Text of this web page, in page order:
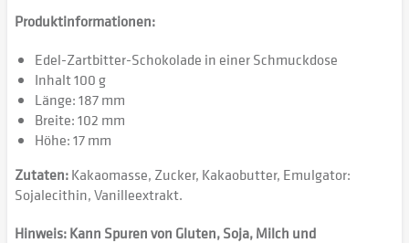
Produktinformationen:
Edel-Zartbitter-Schokolade in einer Schmuckdose
Inhalt 100 g
Länge: 187 mm
Breite: 102 mm
Höhe: 17 mm
Zutaten:Kakaomasse, Zucker, Kakaobutter, Emulgator:
Sojalecithin, Vanilleextrakt.
Hinweis: Kann Spuren von Gluten, Soja, Milch und